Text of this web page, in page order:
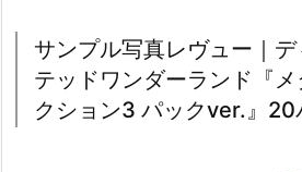
サンプル写真レヴュー｜
テッドワンダーランド『
クション3 パックver.』20